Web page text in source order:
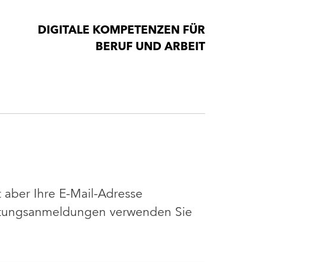
DIGITALE KOMPETENZEN FÜR
BERUF UND ARBEIT
Ihre E-Mail-Adresse
verwenden Sie